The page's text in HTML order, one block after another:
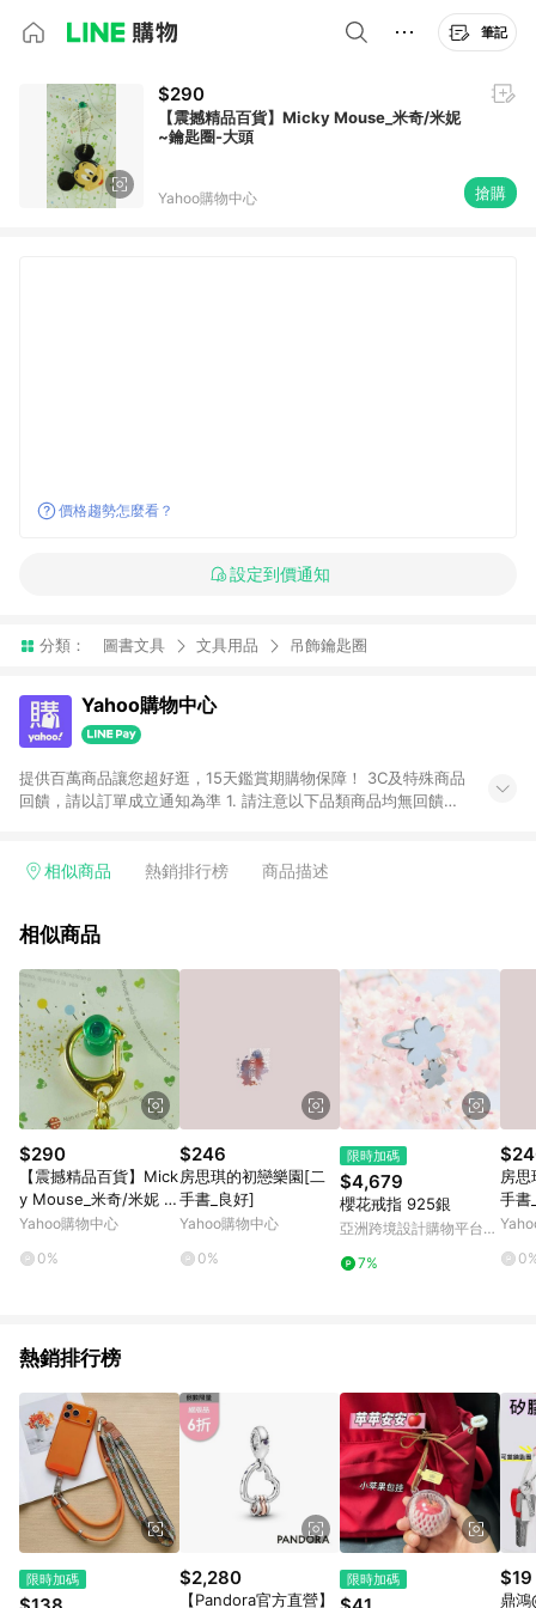
筆記
$290
【震撼精品百貨】Micky Mouse_米奇/米妮
~鑰匙圈-大頭
Yahoo購物中心 搶購
價格趨勢怎麼看？
設定到價通知
分類： 圖書文具 文具用品 吊飾鑰匙圈
Yahoo購物中心
提供百萬商品讓您超好逛，15天鑑賞期購物保障！ 3C及特殊商品
回饋，請以訂單成立通知為準 1. 請注意以下品類商品均無回饋：
電玩/遊戲/相機/單眼/鏡頭/拍立得 [2024/6/1起適用] -內接硬
的購回饋活動享Yahoo超贈點回饋者 - 購物中心商店之商品：商
3. 訂單回饋金額將扣除運費/購物金/超贈點/福利金/紅利折抵/折
價券等虛擬貨幣折抵 4. 大宗採購或批發轉賣不具回饋資格： 如
有相關事證認定您為大宗採購、批發轉賣而非最終消費使用者，
相關認定以Yahoo購物中心之認定為準
相似商品 熱銷排行榜 商品描述
相似商品
$290
【震撼精品百貨】Mick
y Mouse_米奇/米妮 ~
鑰匙圈-米奇鈴鐺
Yahoo購物中心
0%
$246
房思琪的初戀樂園[二
手書_良好]
Yahoo購物中心
0%
限時加碼
$4,679
櫻花戒指 925銀
亞洲跨境設計購物平台
7%
房
手書
熱銷排行榜
限時加碼 $2,280
【Pandora官方直營】
限時加碼 $19
鼎鴻